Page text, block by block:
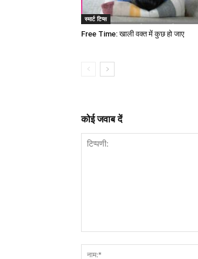
स्मार्ट टिप्स
Free Time: खाली वक्त में कुछ हो जाए
कोई जवाब दें